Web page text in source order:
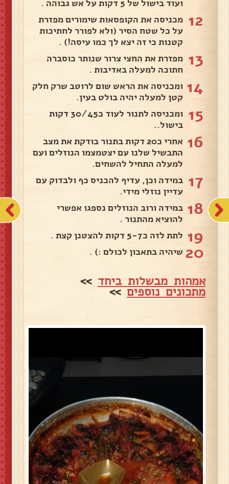
ועוד בישול של 5 דקות על אש גבוהה .
12 מכניסה את הקופסאות שימורים מפזרת
על כל שטח הסיר (ולא לפורר לחתיכות
קטנות כי זה יצא לך כמו עיסה!) .
13 מפזרת את החצי צרור שנותר כוסברה
חתוכה למעלה באדיבות .
14 ומכניסה את הראש שום לרוטב שרק חלק
קטן למעלה יהיה בולט בעין.
15
ומכניסה לתנור לעוד כ30/45 דקות
בישול..
16
אחרי כ20 דקות בתנור בודקת את מצב
התבשיל שלנו עם יצטמצמו הנוזלים ועם
למעלה התחיל להשחים.
17 במידה וכן, עדיף להכניס כף ולבדוק עם
עדיין נוזלי מידי.
18 במידה ורוב הנוזלים נספגו אפשרי
להוציא מהתנור .
19 לתת לזה כ5-7 דקות להצטנן קצת .
20 שיהיה בתאבון לכולם :) .
אמהות מבשלות ביחד >>
מתכונים נוספים>>